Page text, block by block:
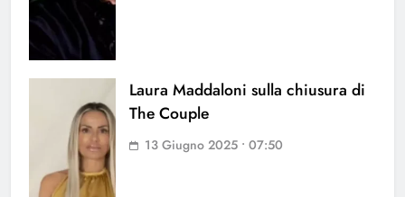
Laura Maddaloni sulla chiusura di
The Couple
13 Giugno 2025 • 07:50